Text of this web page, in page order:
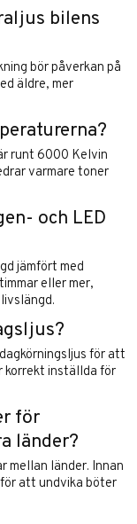
bilens
bör påverkan på
äldre, mer
runt 6000 Kelvin
varmare toner
och LED
jämfört med
eller mer,
för att
korrekt inställda för
för
länder?
mellan länder. Innan
att undvika böter